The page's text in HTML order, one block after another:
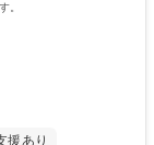
。
援あり